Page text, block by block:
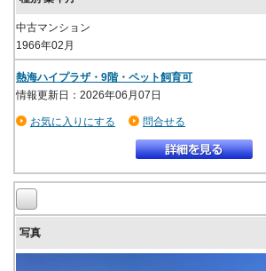
中古マンション
1966年02月
熱海ハイプラザ・9階・ペット飼育可
情報更新日：2026年06月07日
お気に入りにする 問合せる